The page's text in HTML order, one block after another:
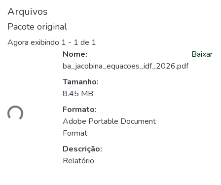
Arquivos
Pacote original
Agora exibindo 1 - 1 de 1
Nome:
ba_jacobina_equacoes_idf_2026.pdf
Tamanho:
8.45 MB
Formato:
Adobe Portable Document
Format
Descrição:
Relatório
Baixar